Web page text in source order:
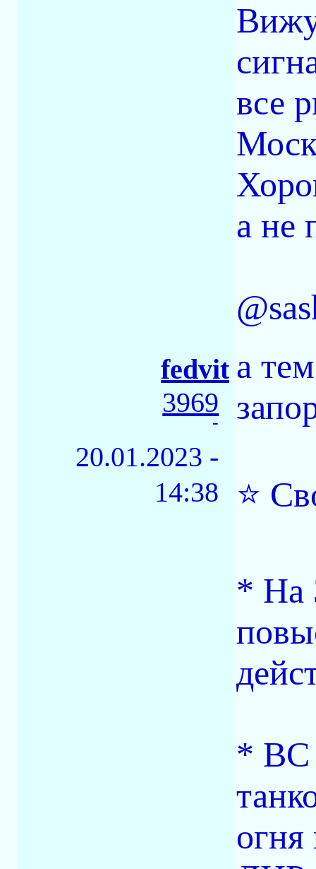
все
а не
fedvit
3969
-
20.01.2023 -
14:38
а
⭐️
* На
* ВС